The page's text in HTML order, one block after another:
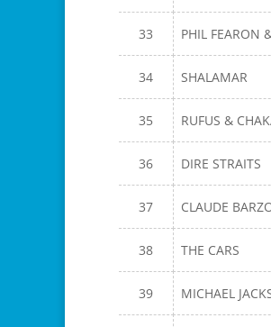
33 PHIL FEARON
34 SHALAMAR
35 RUFUS &
36 DIRE STRAITS
37 CLAUDE
38 THE CARS
39 MICHAEL